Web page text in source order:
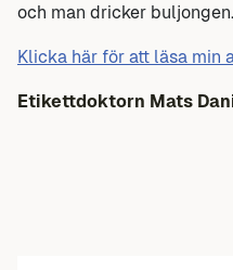
och man dricker buljongen.
Klicka här för att läsa min
Etikettdoktorn Mats